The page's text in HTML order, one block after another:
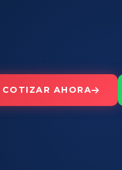
COTIZAR AHORA